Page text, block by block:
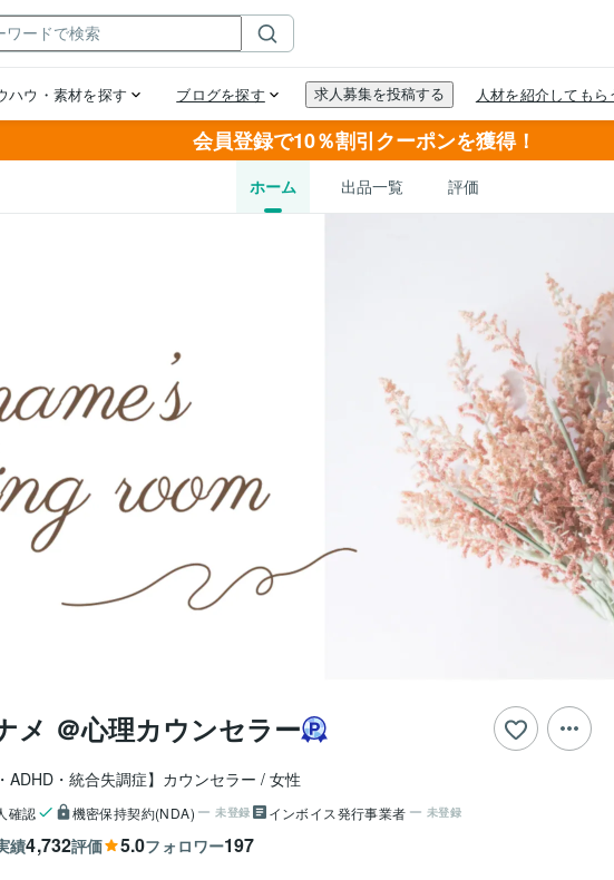
会員登録で10％割引クーポンを獲得！
ホーム 出品一覧 評価
メ ＠心理カウンセラー
ADHD・統合失調症】カウンセラー 女性
確認 機密保持契約(NDA) 未登録 インボイス発行事業者 未登録
績4,732評価 5.0フォロワー197